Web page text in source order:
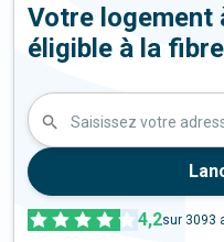
Votre logement
éligible à la
Saisissez votre
4,2sur 3093